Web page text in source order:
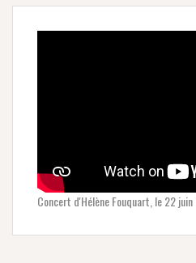
Concert d'Hélène Fouquart, le 22